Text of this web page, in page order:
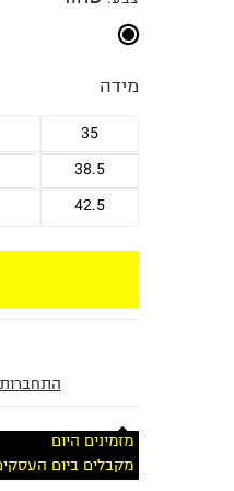
מידה
35
38.5
42.5
מזמינים היום
מקבלים ביום